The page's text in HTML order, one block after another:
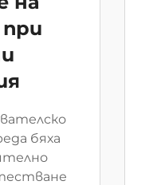
бяха